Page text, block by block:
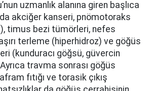
uzmanlık alanına giren başlıca
akciğer kanseri, pnömotoraks
timus bezi tümörleri, nefes
terleme (hiperhidroz) ve göğüs
(kunduracı göğsü, güvercin
travma sonrası göğüs
fıtığı ve torasik çıkış